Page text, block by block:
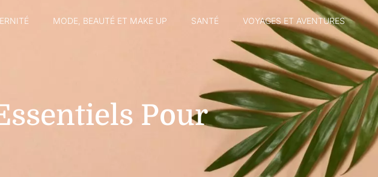
MODE, BEAUTÉ ET MAKE UP SANTÉ VOYAGES ET AVENTURES
Pour